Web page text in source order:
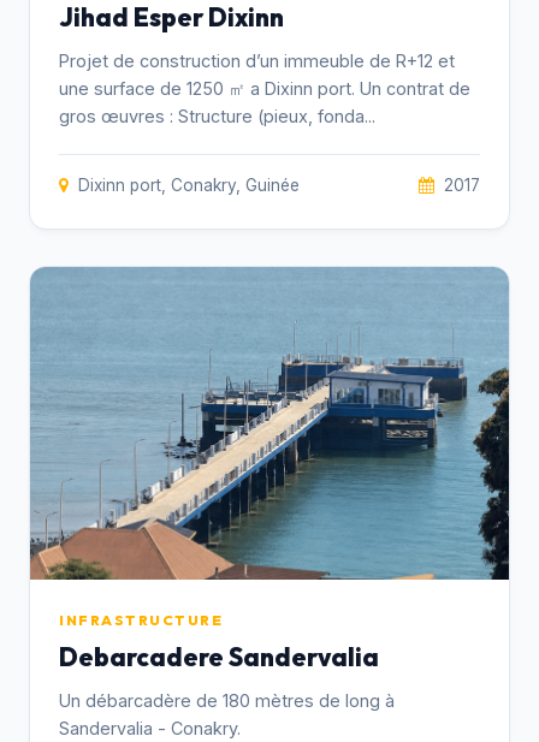
Jihad Esper Dixinn
Projet de construction d’un immeuble de R+12 et
une surface de 1250 ㎡ a Dixinn port. Un contrat de
gros œuvres : Structure (pieux, fonda...
Dixinn port, Conakry, Guinée 2017
INFRASTRUCTURE
Debarcadere Sandervalia
Un débarcadère de 180 mètres de long à
Sandervalia - Conakry.